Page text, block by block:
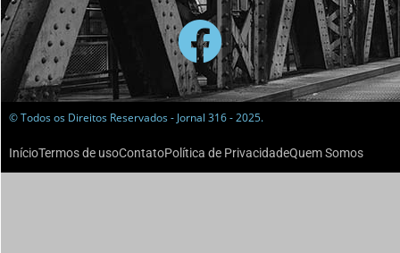
© Todos os Direitos Reservados - Jornal 316 - 2025.
InícioTermos de usoContatoPolítica de PrivacidadeQuem Somos